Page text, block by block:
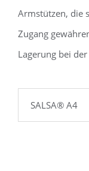
Armstützen, die
Zugang
Lagerung bei
SALSA® A4